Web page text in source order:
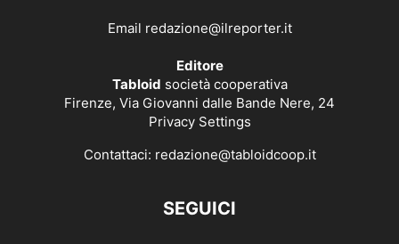
Email redazione@ilreporter.it
Editore
Tabloid società cooperativa
Firenze, Via Giovanni dalle Bande Nere, 24
Privacy Settings
Contattaci: redazione@tabloidcoop.it
SEGUICI